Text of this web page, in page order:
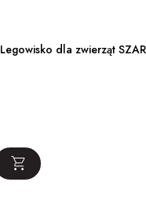
Legowisko dla zwierząt